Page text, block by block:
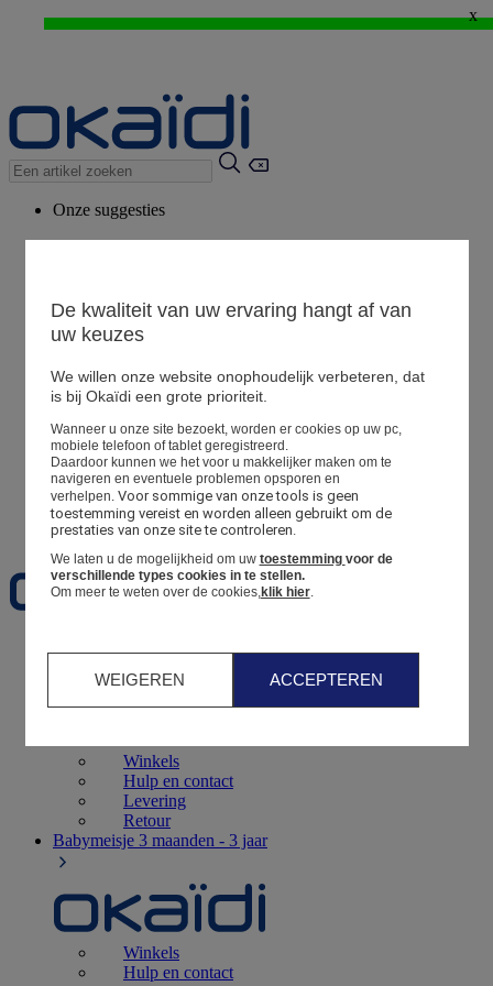
WEB ONLY: -20%* vanaf 3 aangekochte artikelen > Ik geniat ervan !
x
Onze suggesties
Bekijk alle artikelen
Winkel
Mijn informatie
Een bestelling volgen
Mandje
Favorieten
Geboorte0 - 12 maanden
Winkels
Hulp en contact
Levering
Retour
Babymeisje 3 maanden - 3 jaar
Winkels
Hulp en contact
De kwaliteit van uw ervaring hangt af van
uw keuzes
We willen onze website onophoudelijk verbeteren, dat
is bij Okaïdi een grote prioriteit.
Wanneer u onze site bezoekt, worden er cookies op uw pc,
mobiele telefoon of tablet geregistreerd.
Daardoor kunnen we het voor u makkelijker maken om te
navigeren en eventuele problemen opsporen en
verhelpen. Voor sommige van onze tools is geen
toestemming vereist en worden alleen gebruikt om de
prestaties van onze site te controleren.
We laten u de mogelijkheid om uw toestemming voor de
verschillende types cookies in te stellen.
Om meer te weten over de cookies,klik hier.
WEIGEREN ACCEPTEREN